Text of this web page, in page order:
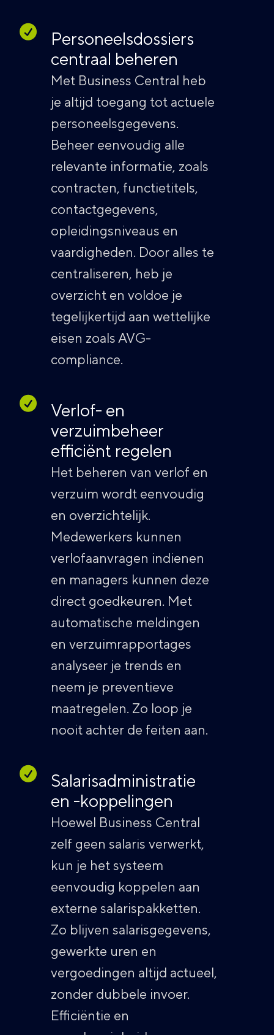
Personeelsdossiers
centraal beheren
Met Business Central heb
je altijd toegang tot actuele
personeelsgegevens.
Beheer eenvoudig alle
relevante informatie, zoals
contracten, functietitels,
contactgegevens,
opleidingsniveaus en
vaardigheden. Door alles te
centraliseren, heb je
overzicht en voldoe je
tegelijkertijd aan wettelijke
eisen zoals AVG-
compliance.
Verlof- en
verzuimbeheer
efficiënt regelen
Het beheren van verlof en
verzuim wordt eenvoudig
en overzichtelijk.
Medewerkers kunnen
verlofaanvragen indienen
en managers kunnen deze
direct goedkeuren. Met
automatische meldingen
en verzuimrapportages
analyseer je trends en
neem je preventieve
maatregelen. Zo loop je
nooit achter de feiten aan.
Salarisadministratie
en -koppelingen
Hoewel Business Central
zelf geen salaris verwerkt,
kun je het systeem
eenvoudig koppelen aan
externe salarispakketten.
Zo blijven salarisgegevens,
gewerkte uren en
vergoedingen altijd actueel,
zonder dubbele invoer.
Efficiëntie en